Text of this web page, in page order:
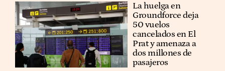
La huelga en
Groundforce deja
50 vuelos
cancelados en El
Prat y amenaza a
dos millones de
pasajeros